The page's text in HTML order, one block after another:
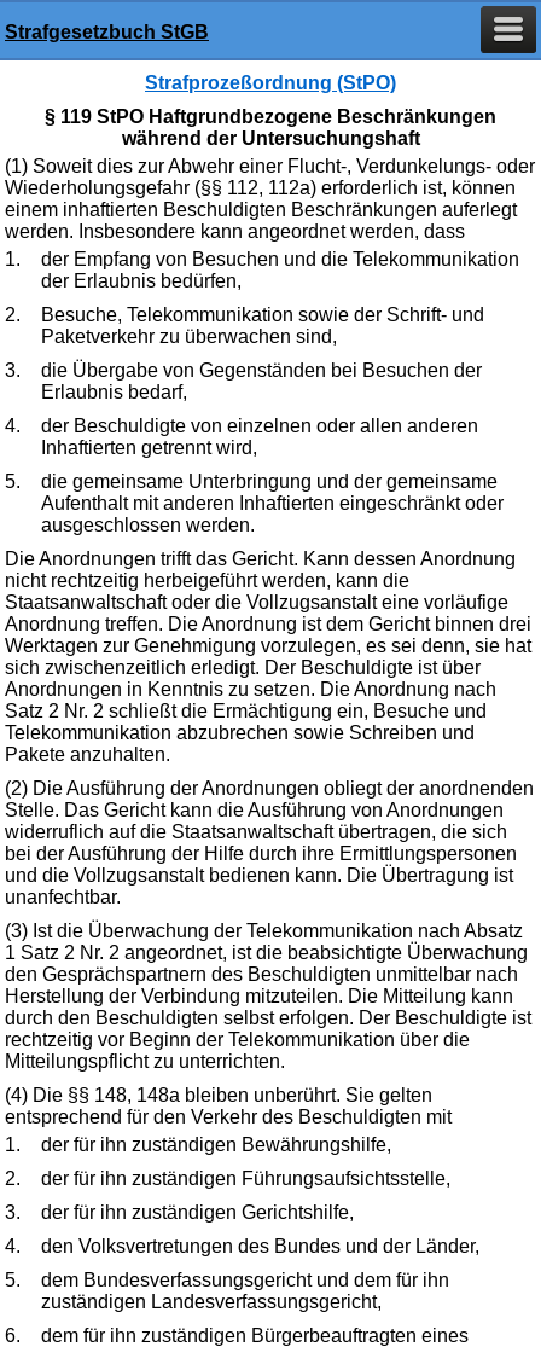
Strafgesetzbuch StGB
Strafprozeßordnung (StPO)
§ 119 StPO Haftgrundbezogene Beschränkungen
während der Untersuchungshaft
(1) Soweit dies zur Abwehr einer Flucht-, Verdunkelungs- oder
Wiederholungsgefahr (§§ 112, 112a) erforderlich ist, können
einem inhaftierten Beschuldigten Beschränkungen auferlegt
werden. Insbesondere kann angeordnet werden, dass
1.
der Empfang von Besuchen und die Telekommunikation
der Erlaubnis bedürfen,
2.
Besuche, Telekommunikation sowie der Schrift- und
Paketverkehr zu überwachen sind,
3.
die Übergabe von Gegenständen bei Besuchen der
Erlaubnis bedarf,
4.
der Beschuldigte von einzelnen oder allen anderen
Inhaftierten getrennt wird,
5.
die gemeinsame Unterbringung und der gemeinsame
Aufenthalt mit anderen Inhaftierten eingeschränkt oder
ausgeschlossen werden.
Die Anordnungen trifft das Gericht. Kann dessen Anordnung
nicht rechtzeitig herbeigeführt werden, kann die
Staatsanwaltschaft oder die Vollzugsanstalt eine vorläufige
Anordnung treffen. Die Anordnung ist dem Gericht binnen drei
Werktagen zur Genehmigung vorzulegen, es sei denn, sie hat
sich zwischenzeitlich erledigt. Der Beschuldigte ist über
Anordnungen in Kenntnis zu setzen. Die Anordnung nach
Satz 2 Nr. 2 schließt die Ermächtigung ein, Besuche und
Telekommunikation abzubrechen sowie Schreiben und
Pakete anzuhalten.
(2) Die Ausführung der Anordnungen obliegt der anordnenden
Stelle. Das Gericht kann die Ausführung von Anordnungen
widerruflich auf die Staatsanwaltschaft übertragen, die sich
bei der Ausführung der Hilfe durch ihre Ermittlungspersonen
und die Vollzugsanstalt bedienen kann. Die Übertragung ist
unanfechtbar.
(3) Ist die Überwachung der Telekommunikation nach Absatz
1 Satz 2 Nr. 2 angeordnet, ist die beabsichtigte Überwachung
den Gesprächspartnern des Beschuldigten unmittelbar nach
Herstellung der Verbindung mitzuteilen. Die Mitteilung kann
durch den Beschuldigten selbst erfolgen. Der Beschuldigte ist
rechtzeitig vor Beginn der Telekommunikation über die
Mitteilungspflicht zu unterrichten.
(4) Die §§ 148, 148a bleiben unberührt. Sie gelten
entsprechend für den Verkehr des Beschuldigten mit
1.
der für ihn zuständigen Bewährungshilfe,
2.
der für ihn zuständigen Führungsaufsichtsstelle,
3.
der für ihn zuständigen Gerichtshilfe,
4.
den Volksvertretungen des Bundes und der Länder,
5.
dem Bundesverfassungsgericht und dem für ihn
zuständigen Landesverfassungsgericht,
6.
dem für ihn zuständigen Bürgerbeauftragten eines